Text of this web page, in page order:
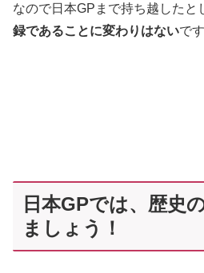
なので日本GPまで持ち越したと
録であることに変わりはないで
日本GPでは、歴史
ましょう！